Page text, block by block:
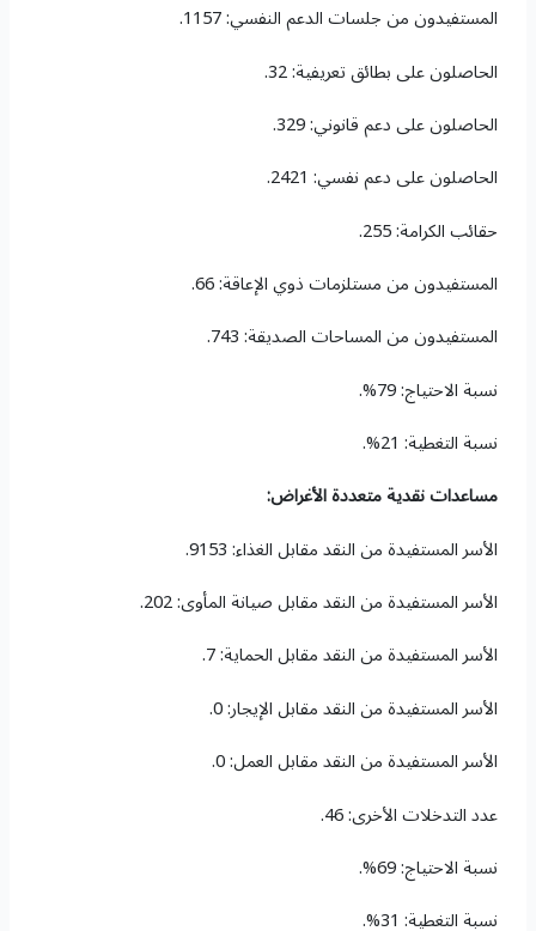
المستفيدون من جلسات الدعم النفسي: 1157.
الحاصلون على بطائق تعريفية: 32.
الحاصلون على دعم قانوني: 329.
الحاصلون على دعم نفسي: 2421.
حقائب الكرامة: 255.
المستفيدون من مستلزمات ذوي الإعاقة: 66.
المستفيدون من المساحات الصديقة: 743.
نسبة الاحتياج: 79%.
نسبة التغطية: 21%.
مساعدات نقدية متعددة الأغراض:
الأسر المستفيدة من النقد مقابل الغذاء: 9153.
الأسر المستفيدة من النقد مقابل صيانة المأوى: 202.
الأسر المستفيدة من النقد مقابل الحماية: 7.
الأسر المستفيدة من النقد مقابل الإيجار: 0.
الأسر المستفيدة من النقد مقابل العمل: 0.
عدد التدخلات الأخرى: 46.
نسبة الاحتياج: 69%.
نسبة التغطية: 31%.